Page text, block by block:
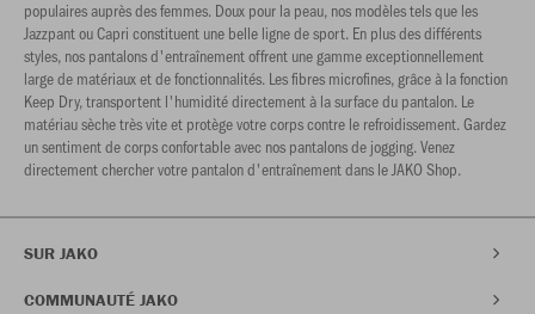
populaires auprès des femmes. Doux pour la peau, nos modèles tels que les
Jazzpant ou Capri constituent une belle ligne de sport. En plus des différents
styles, nos pantalons d'entraînement offrent une gamme exceptionnellement
large de matériaux et de fonctionnalités. Les fibres microfines, grâce à la fonction
Keep Dry, transportent l'humidité directement à la surface du pantalon. Le
matériau sèche très vite et protège votre corps contre le refroidissement. Gardez
un sentiment de corps confortable avec nos pantalons de jogging. Venez
directement chercher votre pantalon d'entraînement dans le JAKO Shop.
SUR JAKO
COMMUNAUTÉ JAKO